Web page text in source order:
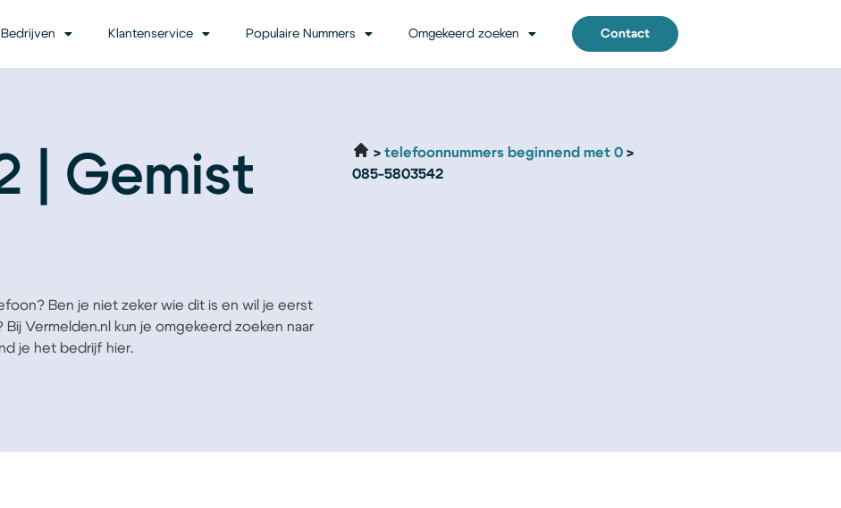
Bedrijven Klantenservice Populaire Nummers Omgekeerd zoeken Contact
| Gemist
Ben je niet zeker wie dit is en wil je eerst
Vermelden.nl kun je omgekeerd zoeken naar
je het bedrijf hier.
telefoonnummers beginnend met 0
085-5803542